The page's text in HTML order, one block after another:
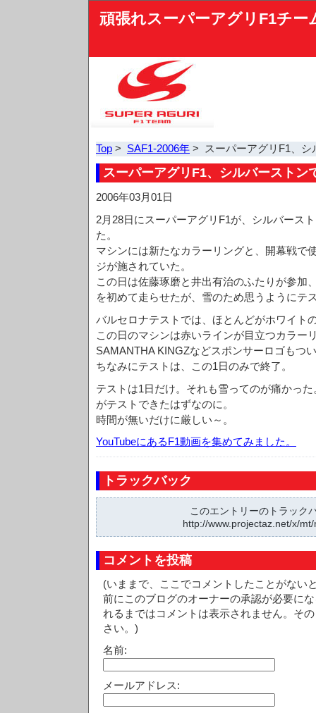
頑張れスーパーアグリF1チー
Top > SAF1-2006年 > スーパーアグリF1、シ
スーパーアグリF1、シルバーストン
2006年03月01日
2月28日にスーパーアグリF1が、シルバース
た。
マシンには新たなカラーリングと、開幕戦で
ジが施されていた。
この日は佐藤琢磨と井出有治のふたりが参加
を初めて走らせたが、雪のため思うようにテ
バルセロナテストでは、ほとんどがホワイト
この日のマシンは赤いラインが目立つカラー
SAMANTHA KINGZなどスポンサーロゴもつ
ちなみにテストは、この1日のみで終了。
テストは1日だけ。それも雪ってのが痛かっ
がテストできたはずなのに。
時間が無いだけに厳しい～。
YouTubeにあるF1動画を集めてみました。
トラックバック
このエントリーのトラック
http://www.projectaz.net/x/
コメントを投稿
(いままで、ここでコメントしたことがない
前にこのブログのオーナーの承認が必要に
れるまではコメントは表示されません。そ
さい。)
名前:
メールアドレス: